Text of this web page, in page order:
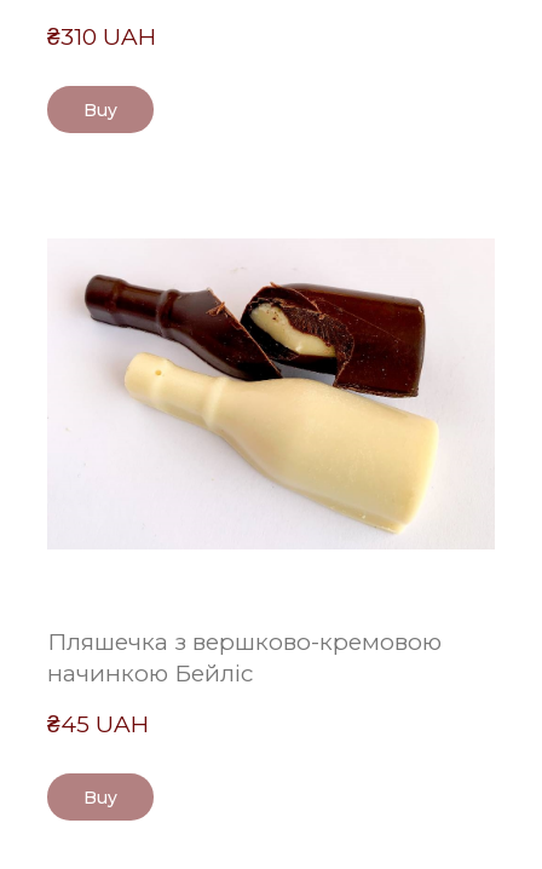
₴310 UAH
Buy
Пляшечка з вершково-кремовою
начинкою Бейліс
₴45 UAH
Buy